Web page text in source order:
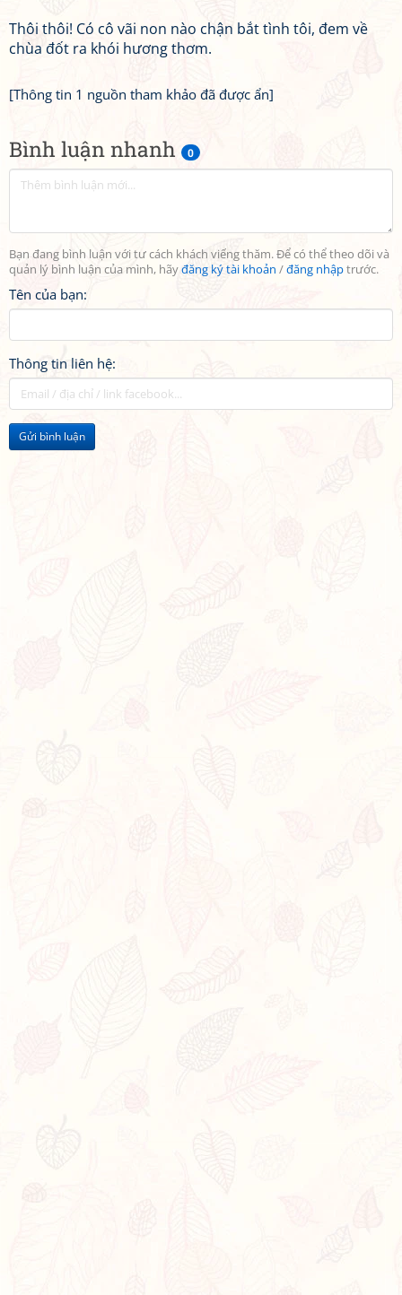
Bình luận nhanh 0
Bạn đang bình luận với tư cách khách viếng thăm. Để có thể theo dõi và
quản lý bình luận của mình, hãyđăng ký tài khoản /đăng nhậptrước.
Tên của bạn:
Thông tin liên hệ:
Gửi bình luận
Thôi thôi! Có cô vãi non nào chận bắt tình tôi, đem về
chùa đốt ra khói hương thơm.
[Thông tin 1 nguồn tham khảo đã được ẩn]